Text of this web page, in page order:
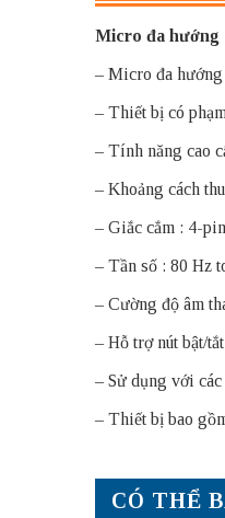
Micro đa hướng
– Micro đa
– Thiết bị có
– Tính năng cao
– Khoảng cách
– Giắc cắm : 4-
– Tần số : 80 Hz
– Cường độ âm
– Hỗ trợ nút bật/
– Sử dụng với
– Thiết bị bao
CÓ THỂ